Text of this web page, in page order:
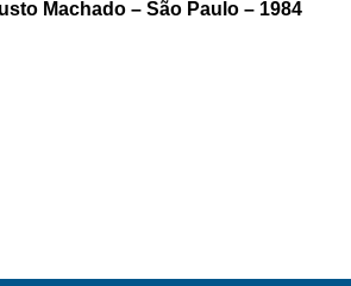
Machado – São Paulo – 1984